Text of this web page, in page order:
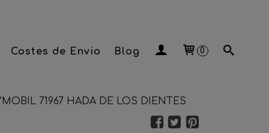
Costes de Envio Blog 0
71967 HADA DE LOS DIENTES